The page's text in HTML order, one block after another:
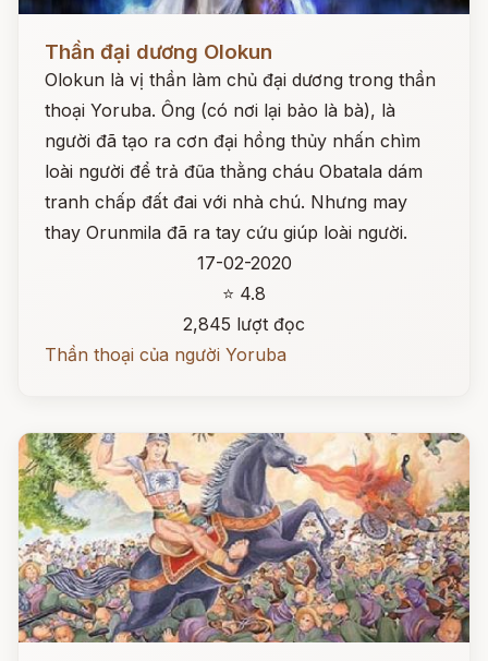
Đọc ngay
Thần đại dương Olokun
Olokun là vị thần làm chủ đại dương trong thần
thoại Yoruba. Ông (có nơi lại bảo là bà), là
người đã tạo ra cơn đại hồng thủy nhấn chìm
loài người để trả đũa thằng cháu Obatala dám
tranh chấp đất đai với nhà chú. Nhưng may
thay Orunmila đã ra tay cứu giúp loài người.
17-02-2020
⭐ 4.8
2,845 lượt đọc
Thần thoại của người Yoruba